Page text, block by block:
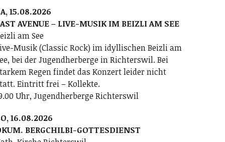
15.08.2026
AVENUE – LIVE-MUSIK IM BEIZLI AM SEE
am See
Musik (Classic Rock) im idyllischen Beizli am
bei der Jugendherberge in Richterswil. Bei
Regen findet das Konzert leider nicht
Eintritt frei – Kollekte.
Uhr, Jugendherberge Richterswil
16.08.2026
BERGCHILBI-GOTTESDIENST